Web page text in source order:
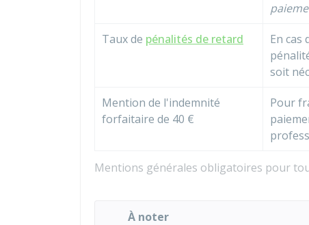
Mentions générales obligatoires pour
Taux de pénalités de retard
En cas
soit
Mention de l'indemnité
forfaitaire de 40 €
Pour
À noter